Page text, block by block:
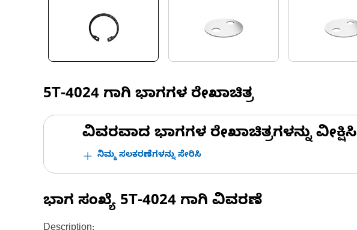
5T-4024 ಗಾಗಿ ಭಾಗಗಳ ರೇಖಾಚಿತ್ರ
ವಿವರವಾದ ಭಾಗಗಳ ರೇಖಾಚಿತ್ರಗಳನ್ನು ವೀಕ್ಷಿಸಿ
ನಿಮ್ಮ ಸಲಕರಣೆಗಳನ್ನು ಸೇರಿಸಿ
ಭಾಗ ಸಂಖ್ಯೆ 5T-4024 ಗಾಗಿ ವಿವರಣೆ